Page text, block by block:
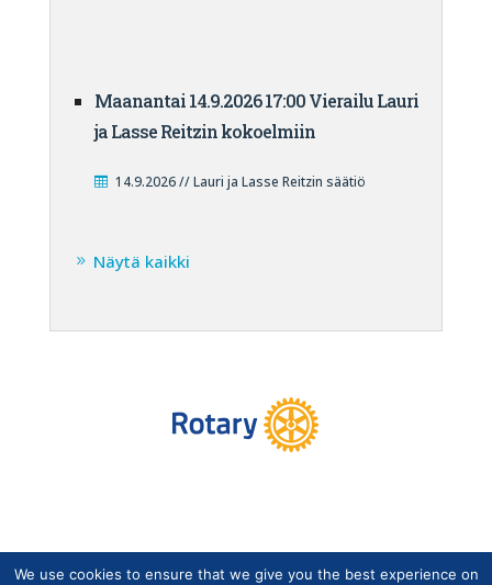
Maanantai 14.9.2026 17:00 Vierailu Lauri
ja Lasse Reitzin kokoelmiin
14.9.2026 // Lauri ja Lasse Reitzin säätiö
Näytä kaikki
Copyright © Suomen Rotarypalvelu ry 2026 |
We use cookies to ensure that we give you the best experience on